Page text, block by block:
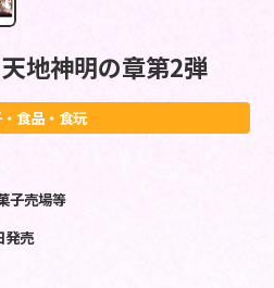
地神明の章第2弾
食品・食玩
子売場等
発売